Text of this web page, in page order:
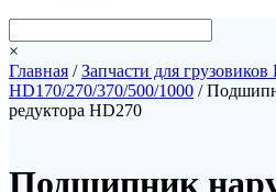
×
Главная /Запчасти для
HD170/270/370/500/1000 /
редуктора HD270
Подшипник